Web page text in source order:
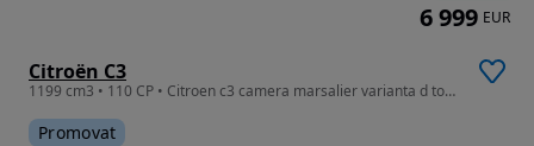
Citroën C3
1199 cm3 • 110 CP • Citroen c3 camera marsalier varianta d top! Garantie 1 an!
Promovat
6 999 EUR